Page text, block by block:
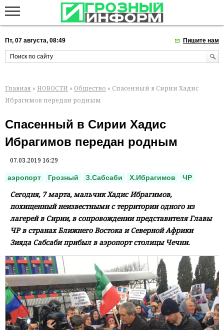
Пт, 07 августа, 08:49 Пишите нам
Главная » НОВОСТИ » Общество » Спасенный в Сирии Хадис
Ибрагимов передан родным
Спасенный в Сирии Хадис
Ибрагимов передан родным
07.03.2019 16:29
аэропорт Грозный З.Сабсаби Х.Ибрагимов ЧР
Сегодня, 7 марта, мальчик Хадис Ибрагимов,
похищенный неизвестными с территории одного из
лагерей в Сирии, в сопровождении представителя Главы
ЧР в странах Ближнего Востока и Северной Африки
Зияда Сабсаби прибыл в аэропорт столицы Чечни.